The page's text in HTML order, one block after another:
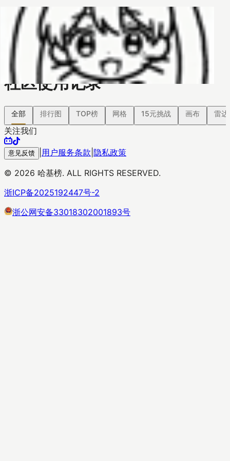
哈基榜
搜索
创建模板
返回模版
社区使用记录
全部 排行图 TOP榜 网格 15元挑战 画布 雷达
关注我们
意见反馈 用户服务条款 隐私政策
© 2026 哈基榜. ALL RIGHTS RESERVED.
浙ICP备2025192447号-2
浙公网安备33018302001893号